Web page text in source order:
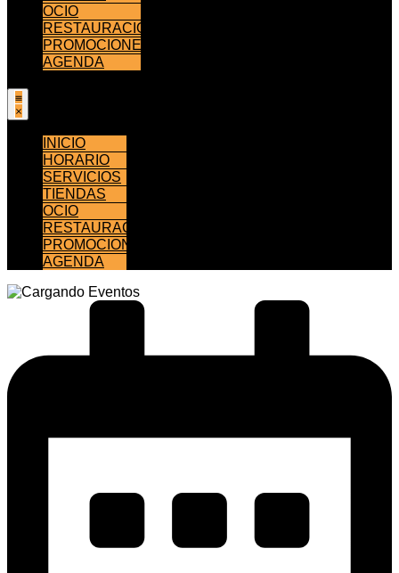
OCIO
RESTAURACIÓN
PROMOCIONES
AGENDA
INICIO
HORARIO
SERVICIOS
TIENDAS
OCIO
RESTAURACIÓN
PROMOCIONES
AGENDA